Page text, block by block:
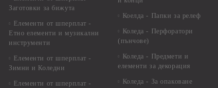
Заготовки за бижута
Елементи от шперплат -
Етно елементи и музикални
инструменти
Елементи от шперплат -
Зимни и Коледни
Елементи от шперплат -
Коелда - Папки за релеф
Коледа - Перфоратори
(пънчове)
Коледа - Предмети и
елементи за декорация
Коледа - За опаковане